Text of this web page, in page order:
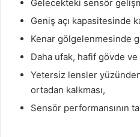
Gelecekteki sensör
Geniş açı kapasitesinde
Kenar gölgelenmesinde
Daha ufak, hafif gövde
Yetersiz lensler
ortadan kalkması,
Sensör performansının